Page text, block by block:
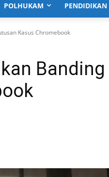
POLHUKAM PENDIDIKAN
Kasus Chromebook